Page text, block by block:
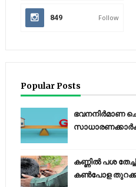
849 Follow
Popular Posts
ഭവനനിർമാണ
കണ്ണിൽ പശ
കൺപോള